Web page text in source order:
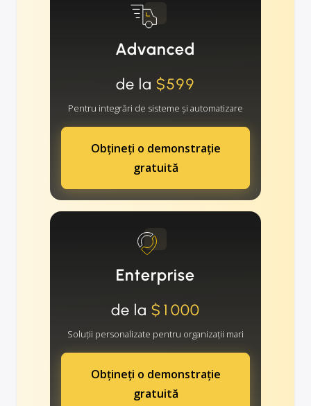
Advanced
de la $599
Pentru integrări de sisteme și automatizare
Obțineți o demonstrație
gratuită
Enterprise
de la $1000
Soluții personalizate pentru organizații mari
Obțineți o demonstrație
gratuită